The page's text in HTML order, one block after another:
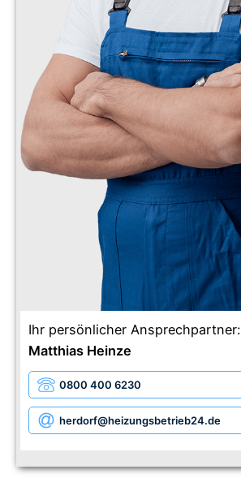
Ihr persönlicher Ansprechpartner:
Matthias Heinze
0800 400 6230
herdorf@heizungsbetrieb24.de